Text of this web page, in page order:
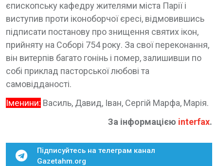
єпископську кафедру жителями міста Парії і
виступив проти іконоборчої єресі, відмовившись
підписати постанову про знищення святих ікон,
прийняту на Соборі 754 року. За свої переконання,
він витерпів багато гонінь і помер, залишивши по
собі приклад пасторської любові та
самовідданості.
Іменини: Василь, Давид, Іван, Сергій Марфа, Марія.
За інформацією interfax.
Підписуйтесь на телеграм канал
Gazetahm.org